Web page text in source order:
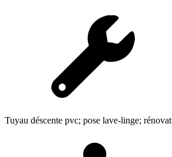
Tuyau déscente pvc; pose lave-linge;